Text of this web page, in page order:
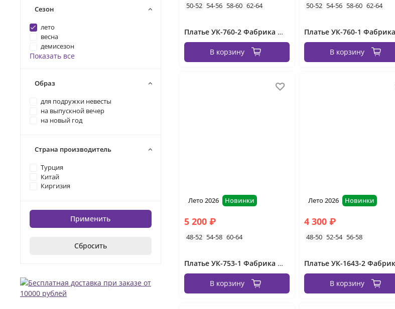
50-52 54-56 58-60 62-64
Платье УК-760-2 Фабрика Моды
В корзину
50-52 54-56 58-60 62-64
В корзину
Лето 2026 Новинки
5 200 ₽
48-52 54-58 60-64
Платье УК-753-1 Фабрика Моды
В корзину
Лето 2026 Новинки
4 300 ₽
48-50 52-54 56-58
В корзину
Сезон
лето
весна
демисезон
Показать все
Образ
для подружки невесты
на выпускной вечер
на новый год
Страна производитель
Турция
Китай
Киргизия
Применить
Сбросить